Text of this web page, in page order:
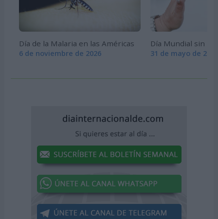
Día de la Malaria en las Américas
6 de noviembre de 2026
Día Mundial sin
31 de mayo de 2026